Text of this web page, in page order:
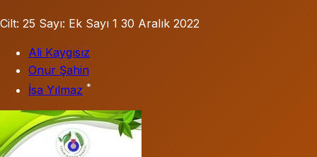
Cilt: 25 Sayı: Ek Sayı 1 30 Aralık 2022
Ali Kaygısız
Onur Şahin
İsa Yılmaz *